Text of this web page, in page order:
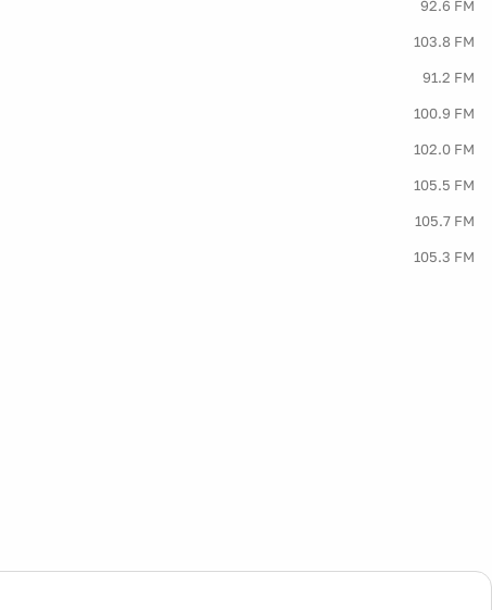
92.6 FM
103.8 FM
91.2 FM
100.9 FM
102.0 FM
105.5 FM
105.7 FM
105.3 FM